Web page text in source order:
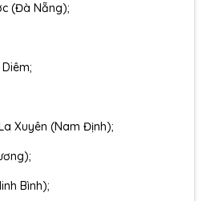
(Đà Nẵng);
Xuyên (Nam Định);
Bình);